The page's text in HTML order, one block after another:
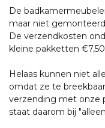
De
maar niet
De verzendkosten
kleine pakketten
Helaas kunnen niet
omdat ze te
verzending met onze
staat daarom bij